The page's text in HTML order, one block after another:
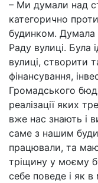
– Ми думали над
категорично
будинком. Думала
Раду вулиці. Була
вулиці, створити
фінансування,
Громадського
реалізації яких
вже нас знають і
саме з нашим
працювали, та
тріщину у моєму
себе поведе і як